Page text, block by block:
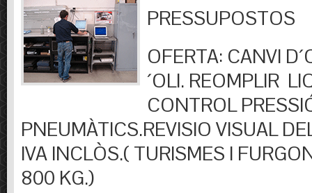
PRESSUPOSTOS
OFERTA: CANVI
´OLI. REOMPLIR
CONTROL
PNEUMÀTICS.REVISIO VISUAL
IVA INCLÒS.( TURISMES I
800 KG.)